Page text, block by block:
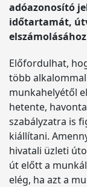
adóazonosító
időtartamát,
Előfordulhat,
több
munkahelyétől
hetente,
szabályzatra is
kiállítani.
hivatali üzleti
út előtt a
elég, ha azt a